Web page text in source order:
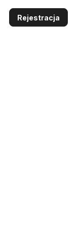
Rejestracja